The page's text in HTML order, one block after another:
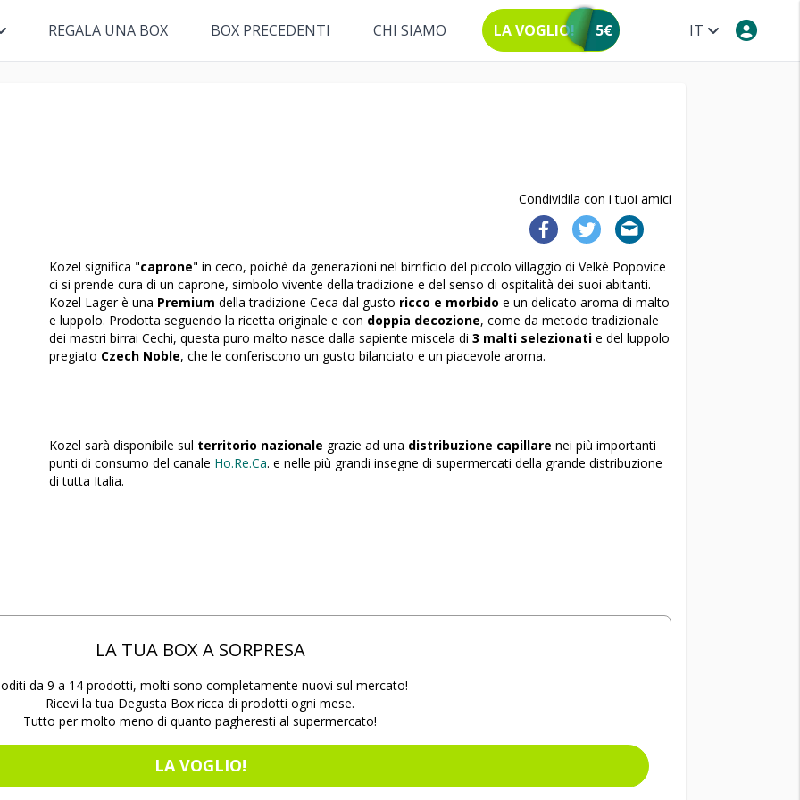
IT
REGALA UNA BOX BOX PRECEDENTI CHI SIAMO LA VOGLIO! 5€
Condividila con i tuoi amici
Kozel significa "caprone" in ceco, poichè da generazioni nel birrificio del piccolo villaggio di Velké Popovice
ci si prende cura di un caprone, simbolo vivente della tradizione e del senso di ospitalità dei suoi abitanti.
Kozel Lager è una Premium della tradizione Ceca dal gusto ricco e morbido e un delicato aroma di malto
e luppolo. Prodotta seguendo la ricetta originale e con doppia decozione, come da metodo tradizionale
dei mastri birrai Cechi, questa puro malto nasce dalla sapiente miscela di 3 malti selezionatie del luppolo
pregiato Czech Noble, che le conferiscono un gusto bilanciato e un piacevole aroma.
Kozel sarà disponibile sul territorio nazionale grazie ad una distribuzione capillare nei più importanti
punti di consumo del canale Ho.Re.Ca. e nelle più grandi insegne di supermercati della grande distribuzione
di tutta Italia.
LA TUA BOX A SORPRESA
da 9 a 14 prodotti, molti sono completamente nuovi sul mercato!
Ricevi la tua Degusta Box ricca di prodotti ogni mese.
Tutto per molto meno di quanto pagheresti al supermercato!
LA VOGLIO!